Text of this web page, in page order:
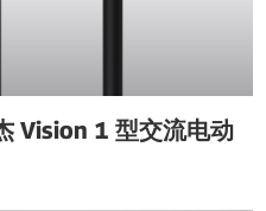
Vision 1 型交流电动